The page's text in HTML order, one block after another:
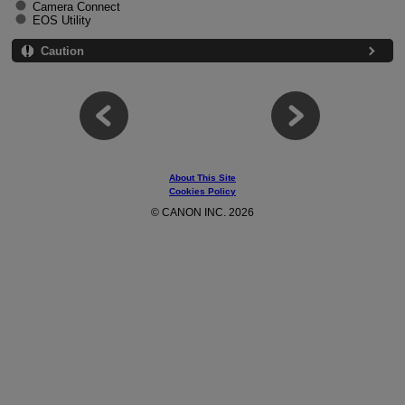
Camera Connect
EOS Utility
Caution
About This Site
Cookies Policy
© CANON INC. 2026